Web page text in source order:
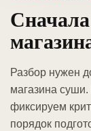
Разбор нужен
магазина
фиксируем
порядок